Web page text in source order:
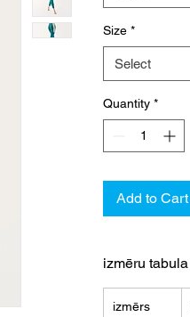
Size *
Select
Quantity *
Add to Cart
izmēru tabula
izmērs